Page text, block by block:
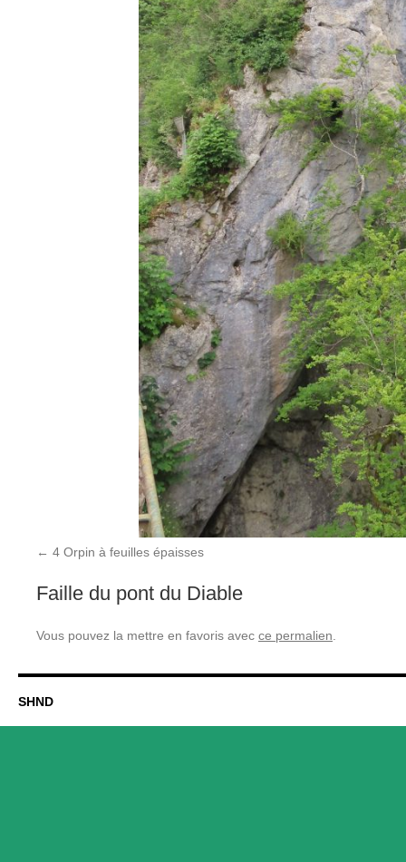
4 Orpin à feuilles épaisses
Faille du pont du Diable
Vous pouvez la mettre en favoris avec ce permalien
SHND